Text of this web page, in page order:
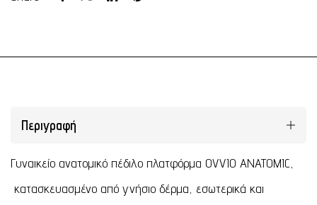
Περιγραφή
Γυναικείο ανατομικό πέδιλο πλατφόρμα OVVIO ANATOMIC,
κατασκευασμένο από γνήσιο δέρμα, εσωτερικά και